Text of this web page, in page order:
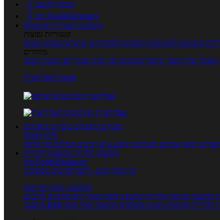
 כניסה לחשבון

מנוי FoodsDictionary
מתכונים קטגוריות מתכונים
קטגוריות נפוצות
מתכונים ללא גלוטן מתכונים לסוכרתיים טרנדים בעולם האוכל
מיוחדים
מאכלי עדות ספרי בישול מתכונים לפי חגים ועונות לפי שיטות הכנה
אפליקציית Foods
מוצרים ומאכלים מוצרים ומאכלים
מילון האוכל
תפריטי תזונה ערכים תזונתיים חיפוש ע"פ רכיבים מכילים הכי הרבה
מחשבון קלוריות מחשבון קלוריות
מנוי FoodsDictionary
5 ימי ניסיון חינם - לחצו לפרטים נוספים
מחשבוני תזונה ובריאות
מחשבון שריפת קלוריות מחשבון דופק מטרה יחס מותניים לירכיים
מחשבון BMI
קלוריות מחשבון מינונים מומלצים מחשבון אחוז שומן